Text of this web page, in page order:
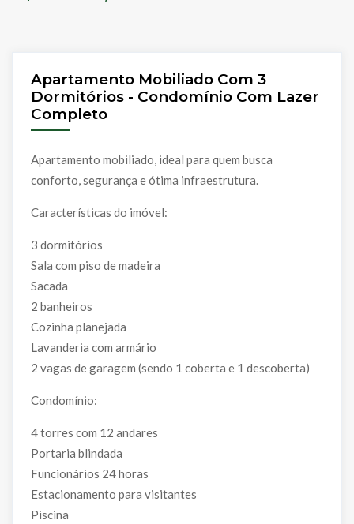
Apartamento Mobiliado Com 3
Dormitórios - Condomínio Com Lazer
Completo
Apartamento mobiliado, ideal para quem busca
conforto, segurança e ótima infraestrutura.
Características do imóvel:
3 dormitórios
Sala com piso de madeira
Sacada
2 banheiros
Cozinha planejada
Lavanderia com armário
2 vagas de garagem (sendo 1 coberta e 1 descoberta)
Condomínio:
4 torres com 12 andares
Portaria blindada
Funcionários 24 horas
Estacionamento para visitantes
Piscina